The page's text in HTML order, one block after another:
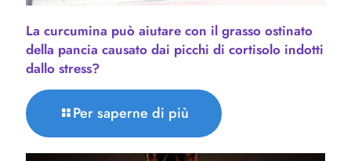
La curcumina può aiutare con il grasso ostinato
della pancia causato dai picchi di cortisolo indotti
dallo stress?
Per saperne di più